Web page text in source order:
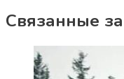
Связанные